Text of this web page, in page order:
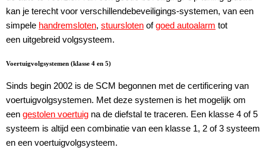
kan je terecht voor verschillendebeveiligings-systemen, van een
simpele handremsloten, stuursloten ofgoed autoalarm tot
een uitgebreid volgsysteem.
Voertuigvolgsystemen (klasse 4 en 5)
Sinds begin 2002 is de SCM begonnen met de certificering van
voertuigvolgsystemen. Met deze systemen is het mogelijk om
een gestolen voertuig na de diefstal te traceren. Een klasse 4 of 5
systeem is altijd een combinatie van een klasse 1, 2 of 3 systeem
en een voertuigvolgsysteem.